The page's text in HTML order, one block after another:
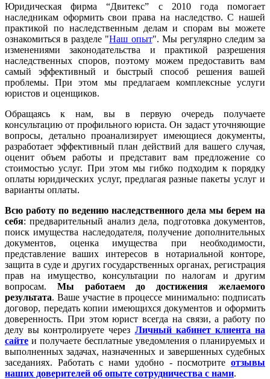
Юридическая фирма “Двитекс” с 2010 года помогает
наследникам оформить свои права на наследство. С нашей
практикой по наследственным делам и спорам вы можете
ознакомиться в разделе "Наш опыт". Мы регулярно следим за
изменениями законодательства и практикой разрешения
наследственных споров, поэтому можем предоставить вам
самый эффективный и быстрый способ решения вашей
проблемы. При этом мы предлагаем комплексные услуги
юристов и оценщиков.
Обращаясь к нам, вы в первую очередь получаете
консультацию от профильного юриста. Он задаст уточняющие
вопросы, детально проанализирует имеющиеся документы,
разработает эффективный план действий для вашего случая,
оценит объем работы и представит вам предложение со
стоимостью услуг. При этом мы гибко подходим к порядку
оплаты юридических услуг, предлагая разные пакеты услуг и
варианты оплаты.
Всю работу по ведению наследственного дела мы берем на
себя: предварительный анализ дела, подготовка документов,
поиск имущества наследодателя, получение дополнительных
документов, оценка имущества при необходимости,
представление ваших интересов в нотариальной конторе,
защита в суде и других государственных органах, регистрация
прав на имущество, консультации по налогам и другим
вопросам. Мы работаем
до достижения желаемого
результата. Ваше участие в процессе минимально: подписать
договор, передать копии имеющихся документов и оформить
доверенность. При этом юрист всегда на связи, а работу по
делу вы контролируете через Личный кабинет клиента на
сайте и получаете бесплатные уведомления о планируемых и
выполненных задачах, назначенных и завершенных судебных
заседаниях. Работать с нами удобно - посмотрите отзывы
наших доверителей об опыте сотрудничества с нами.